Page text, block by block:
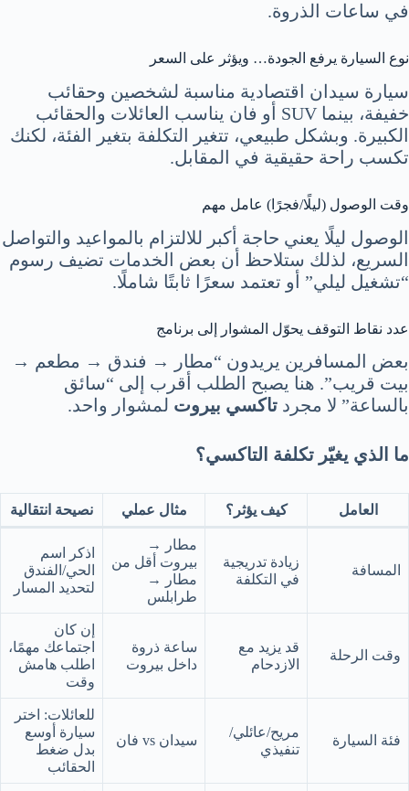
في ساعات الذروة.
نوع السيارة يرفع الجودة… ويؤثر على السعر
سيارة سيدان اقتصادية مناسبة لشخصين وحقائب
خفيفة، بينما SUV أو فان يناسب العائلات والحقائب
الكبيرة. وبشكل طبيعي، تتغير التكلفة بتغير الفئة، لكنك
تكسب راحة حقيقية في المقابل.
وقت الوصول (ليلًا/فجرًا) عامل مهم
الوصول ليلًا يعني حاجة أكبر للالتزام بالمواعيد والتواصل
السريع، لذلك ستلاحظ أن بعض الخدمات تضيف رسوم
“تشغيل ليلي” أو تعتمد سعرًا ثابتًا شاملًا.
عدد نقاط التوقف يحوّل المشوار إلى برنامج
بعض المسافرين يريدون “مطار → فندق → مطعم →
بيت قريب”. هنا يصبح الطلب أقرب إلى “سائق
بالساعة” لا مجرد تاكسي بيروت لمشوار واحد.
ما الذي يغيّر تكلفة التاكسي؟
العامل كيف يؤثر؟ مثال عملي نصيحة انتقالية
المسافة
زيادة تدريجية
في التكلفة
مطار →
بيروت أقل من
مطار →
طرابلس
اذكر اسم
الحي/الفندق
لتحديد المسار
وقت الرحلة
قد يزيد مع
الازدحام
ساعة ذروة
داخل بيروت
إن كان
اجتماعك مهمًا،
اطلب هامش
وقت
فئة السيارة
مريح/عائلي/
تنفيذي
سيدان vs فان
للعائلات: اختر
سيارة أوسع
بدل ضغط
الحقائب